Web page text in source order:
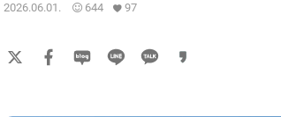
2026.06.01. 644 97